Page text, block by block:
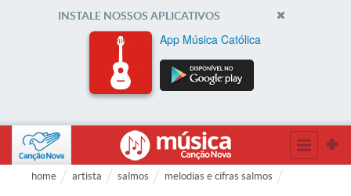
INSTALE NOSSOS APLICATIVOS
App Música Católica
home artista salmos melodias e cifras salmos